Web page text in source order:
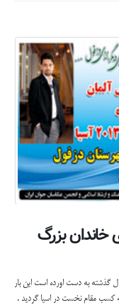
خاندان بزرگ
به دست اورده است اين بار
كسب مقام نخست در اسيا گرديد .